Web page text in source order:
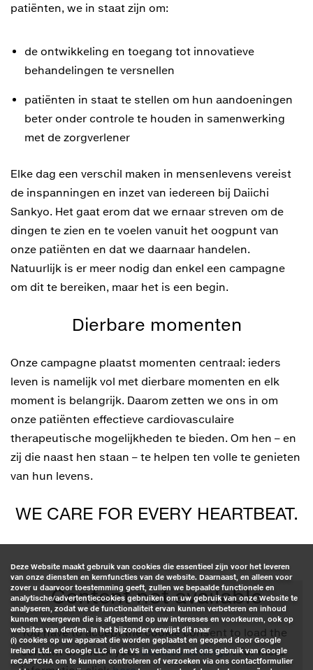
patiënten, we in staat zijn om:
de ontwikkeling en toegang tot innovatieve
behandelingen te versnellen
patiënten in staat te stellen om hun aandoeningen
beter onder controle te houden in samenwerking
met de zorgverlener
Elke dag een verschil maken in mensenlevens vereist
de inspanningen en inzet van iedereen bij Daiichi
Sankyo. Het gaat erom dat we ernaar streven om de
dingen te zien en te voelen vanuit het oogpunt van
onze patiënten en dat we daarnaar handelen.
Natuurlijk is er meer nodig dan enkel een campagne
om dit te bereiken, maar het is een begin.
Dierbare momenten
Onze campagne plaatst momenten centraal: ieders
leven is namelijk vol met dierbare momenten en elk
moment is belangrijk. Daarom zetten we ons in om
onze patiënten effectieve cardiovasculaire
therapeutische mogelijkheden te bieden. Om hen – en
zij die naast hen staan – te helpen ten volle te genieten
van hun levens.
WE CARE FOR EVERY HEARTBEAT.
Content not available
You have to accept the cookie consent to load the
content or check yourcookies settings. For more
Deze Website maakt gebruik van cookies die essentieel zijn voor het leveren
van onze diensten en kernfuncties van de website. Daarnaast, en alleen voor
zover u daarvoor toestemming geeft, zullen we bepaalde functionele en
analytische/advertentiecookies gebruiken om uw gebruik van onze Website te
analyseren, zodat we de functionaliteit ervan kunnen verbeteren en inhoud
kunnen weergeven die is afgestemd op uw interesses en voorkeuren, ook op
websites van derden. In het bijzonder verwijst dit naar
(i) cookies op uw apparaat die worden geplaatst en geopend door Google
Ireland Ltd. en Google LLC in de VS in verband met ons gebruik van Google
reCAPTCHA om te kunnen controleren of verzoeken via ons contactformulier